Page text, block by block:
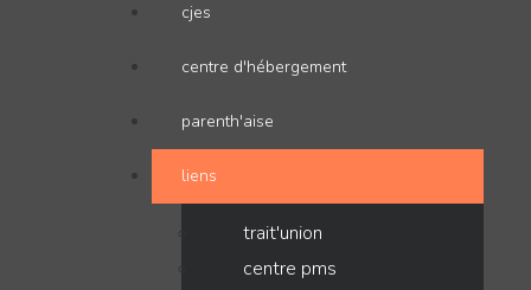
cjes
centre d'hébergement
parenth'aise
liens
trait'union
centre pms